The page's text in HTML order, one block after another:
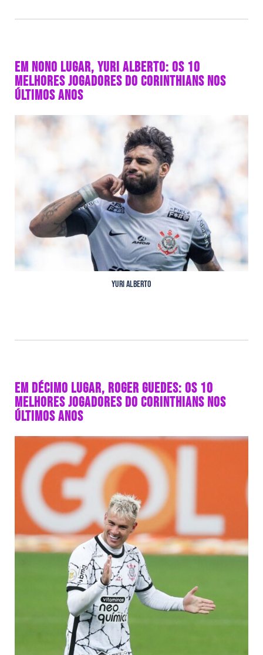
EM NONO LUGAR, YURI ALBERTO: OS 10
MELHORES JOGADORES DO CORINTHIANS NOS
ÚLTIMOS ANOS
Yuri Alberto
EM DÉCIMO LUGAR, ROGER GUEDES: OS 10
MELHORES JOGADORES DO CORINTHIANS NOS
ÚLTIMOS ANOS